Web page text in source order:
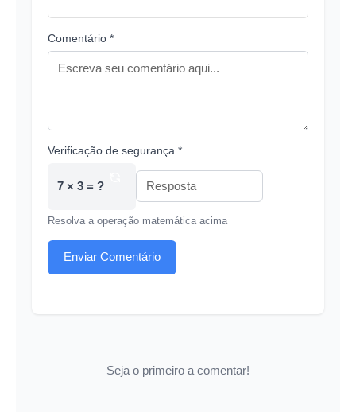
Comentário *
Verificação de segurança *
7 × 3 = ?
Resolva a operação matemática acima
Enviar Comentário
Seja o primeiro a comentar!